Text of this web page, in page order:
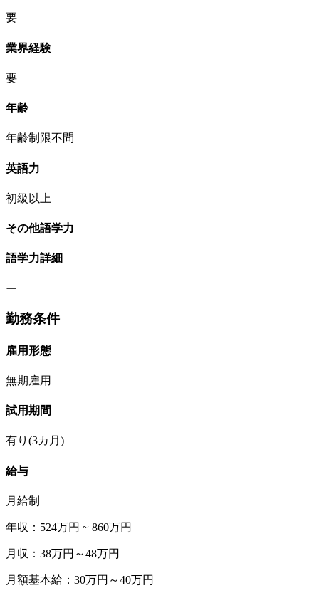
要
業界経験
要
年齢
年齢制限不問
英語力
初級以上
その他語学力
語学力詳細
ー
勤務条件
雇用形態
無期雇用
試用期間
有り(3カ月)
給与
月給制
年収：524万円 ~ 860万円
月収：38万円～48万円
月額基本給：30万円～40万円